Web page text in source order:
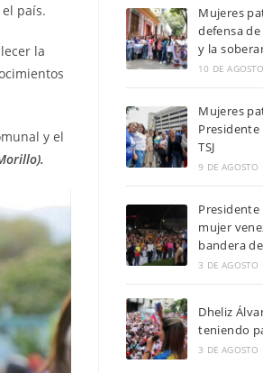
país.
la
y el
Mujeres
defensa
y la
10 DE
Mujeres
TSJ
9 DE
Presidente
mujer
bandera
3 DE
Dheliz
teniendo
3 DE